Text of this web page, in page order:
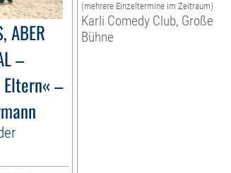
ABER
–
–
(mehrere Einzeltermine im Zeitraum)
Karli Comedy Club, Große
Bühne